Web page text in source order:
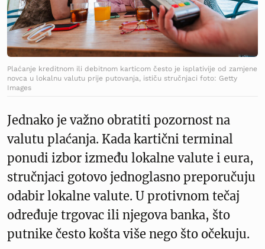
Plaćanje kreditnom ili debitnom karticom često je isplativije od zamjene
novca u lokalnu valutu prije putovanja, ističu stručnjaci foto: Getty
Images
Jednako je važno obratiti pozornost na
valutu plaćanja. Kada kartični terminal
ponudi izbor između lokalne valute i eura,
stručnjaci gotovo jednoglasno preporučuju
odabir lokalne valute. U protivnom tečaj
određuje trgovac ili njegova banka, što
putnike često košta više nego što očekuju.